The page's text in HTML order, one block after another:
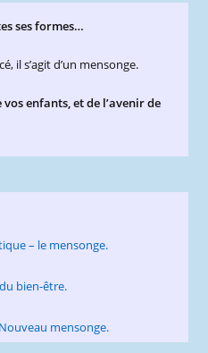
ses formes…
il s’agit d’un mensonge.
enfants, et de l’avenir de
– le mensonge.
bien-être.
mensonge.